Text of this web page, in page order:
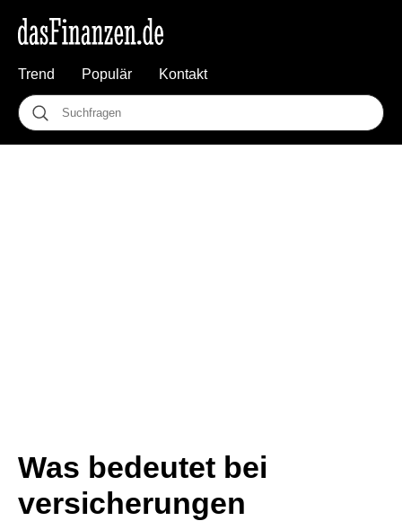
Trend Populär Kontakt
Was bedeutet bei
versicherungen